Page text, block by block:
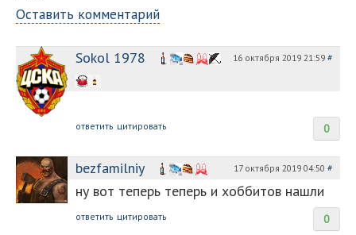
Оставить комментарий
Sokol 1978 16 октября 2019 21:59 #
0
ответить цитировать
bezfamilniy 17 октября 2019 04:50 #
ну вот теперь теперь и хоббитов нашли
0
ответить цитировать